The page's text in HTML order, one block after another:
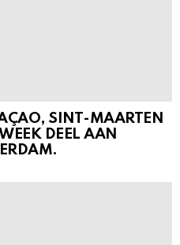
SINT-MAARTEN
DEEL AAN